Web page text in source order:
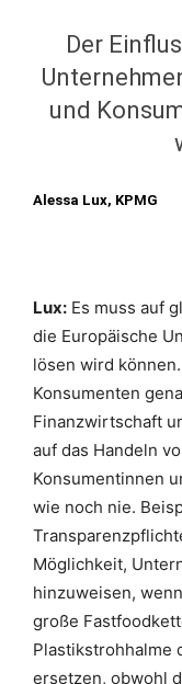
Der
und
Alessa Lux, KPMG
Lux: Es muss auf
die Europäische
lösen wird
Konsumenten
Finanzwirtschaft
auf das Handeln
Konsumentinnen
wie noch nie.
Möglichkeit,
hinzuweisen,
große
Plastikstrohhalme
ersetzen, obwohl